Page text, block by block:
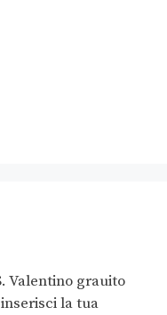
Valentino grauito
la tua